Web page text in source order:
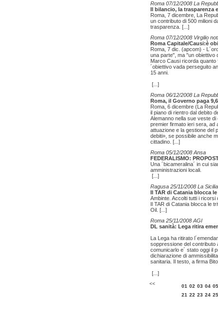
Roma 07/12/2008 La
Il bilancio, la trasparenza
Roma, 7 dicembre, La
un contributo di 500 milioni
trasparenza. [...]
Roma 07/12/2008 Virgilio
Roma Capitale/Causi:è
Roma, 7 dic. (apcom) -
una parte", ma "un obiettivo
Marco Causi ricorda
´obiettivo vada perseguito
15 anni.
[...]
Roma 06/12/2008 La
Roma, il Governo paga
Roma, 6 dicembre (La
il piano di rientro dal debito
Alemanno nella sue veste
premier firmato ieri sera, ad
attuazione e la gestione del
debiti», se possibile anche
cittadino. [...]
Roma 05/12/2008 Ansa
FEDERALISMO:
Una ´bicameralina´ in cui
amministrazioni locali.
[...]
Ragusa 25/11/2008 La Sicilia
Il TAR di Catania blocca
Ambinte. Accolti tutti i ricorsi
Il TAR di Catania blocca le
Oil. [...]
Roma 25/11/2008 AGI
DL sanità: Lega ritira
La Lega ha ritirato
soppressione del contributo
comunicarlo e´ stato oggi il
dichiarazione di
sanitaria. Il testo, a firma
[...]
<< 01 02 03 04 05
21 22 23 24 25